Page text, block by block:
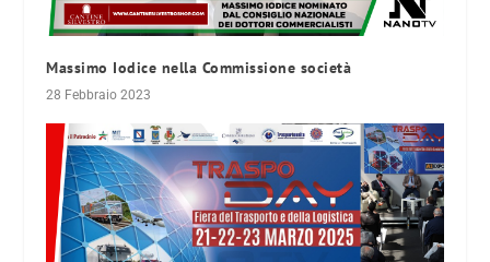
Massimo Iodice nella Commissione società
28 Febbraio 2023